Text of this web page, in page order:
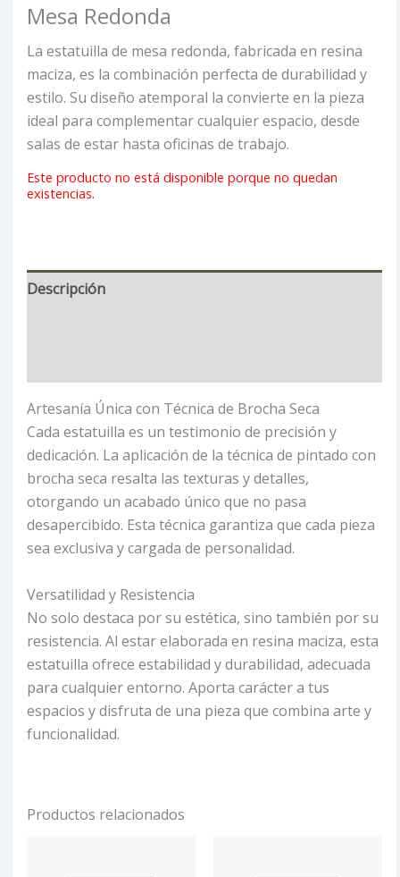
Mesa Redonda
La estatuilla de mesa redonda, fabricada en resina
maciza, es la combinación perfecta de durabilidad y
estilo. Su diseño atemporal la convierte en la pieza
ideal para complementar cualquier espacio, desde
salas de estar hasta oficinas de trabajo.
Este producto no está disponible porque no quedan
existencias.
Descripción
Artesanía Única con Técnica de Brocha Seca
Cada estatuilla es un testimonio de precisión y
dedicación. La aplicación de la técnica de pintado con
brocha seca resalta las texturas y detalles,
otorgando un acabado único que no pasa
desapercibido. Esta técnica garantiza que cada pieza
sea exclusiva y cargada de personalidad.
Versatilidad y Resistencia
No solo destaca por su estética, sino también por su
resistencia. Al estar elaborada en resina maciza, esta
estatuilla ofrece estabilidad y durabilidad, adecuada
para cualquier entorno. Aporta carácter a tus
espacios y disfruta de una pieza que combina arte y
funcionalidad.
Productos relacionados